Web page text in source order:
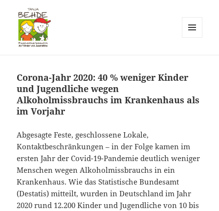
Corona-Jahr 2020: 40 % weniger Kinder
und Jugendliche wegen
Alkoholmissbrauchs im Krankenhaus als
im Vorjahr
Abgesagte Feste, geschlossene Lokale,
Kontaktbeschränkungen – in der Folge kamen im
ersten Jahr der Covid-19-Pandemie deutlich weniger
Menschen wegen Alkoholmissbrauchs in ein
Krankenhaus. Wie das Statistische Bundesamt
(Destatis) mitteilt, wurden in Deutschland im Jahr
2020 rund 12.200 Kinder und Jugendliche von 10 bis